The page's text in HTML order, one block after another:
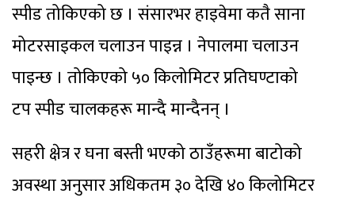
स्पीड तोकिएको छ । संसारभर हाइवेमा कतै साना
मोटरसाइकल चलाउन पाइन्न । नेपालमा चलाउन
पाइन्छ । तोकिएको ५० किलोमिटर प्रतिघण्टाको
टप स्पीड चालकहरू मान्दै मान्दैनन् ।
सहरी क्षेत्र र घना बस्ती भएको ठाउँहरूमा बाटोको
अवस्था अनुसार अधिकतम ३० देखि ४० किलोमिटर